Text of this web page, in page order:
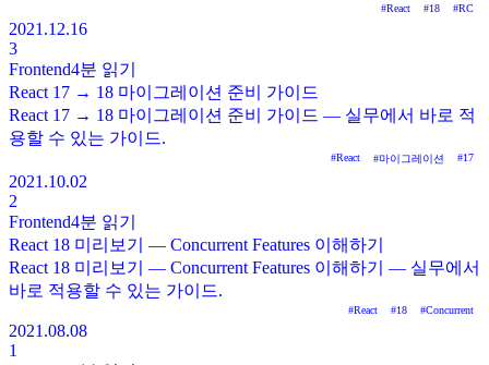
#React #18 #RC
2021.12.16
3
Frontend4분 읽기
React 17 → 18 마이그레이션 준비 가이드
React 17 → 18 마이그레이션 준비 가이드 — 실무에서 바로 적
용할 수 있는 가이드.
#React #마이그레이션 #17
2021.10.02
2
Frontend4분 읽기
React 18 미리보기 — Concurrent Features 이해하기
React 18 미리보기 — Concurrent Features 이해하기 — 실무에서
바로 적용할 수 있는 가이드.
#React #18 #Concurrent
2021.08.08
1